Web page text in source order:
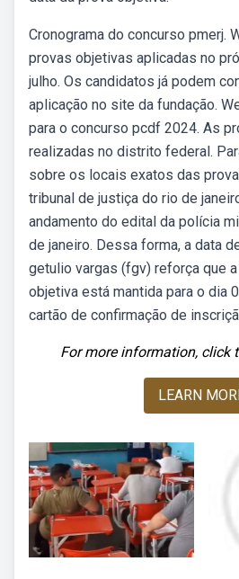
Cronograma do concurso pmerj.
provas objetivas aplicadas no
julho. Os candidatos já podem
aplicação no site da fundação.
para o concurso pcdf 2024. As
realizadas no distrito federal.
sobre os locais exatos das
tribunal de justiça do rio de
andamento do edital da polícia
de janeiro. Dessa forma, a data
getulio vargas (fgv) reforça que
objetiva está mantida para o dia
cartão de confirmação de
For more information, click
LEARN